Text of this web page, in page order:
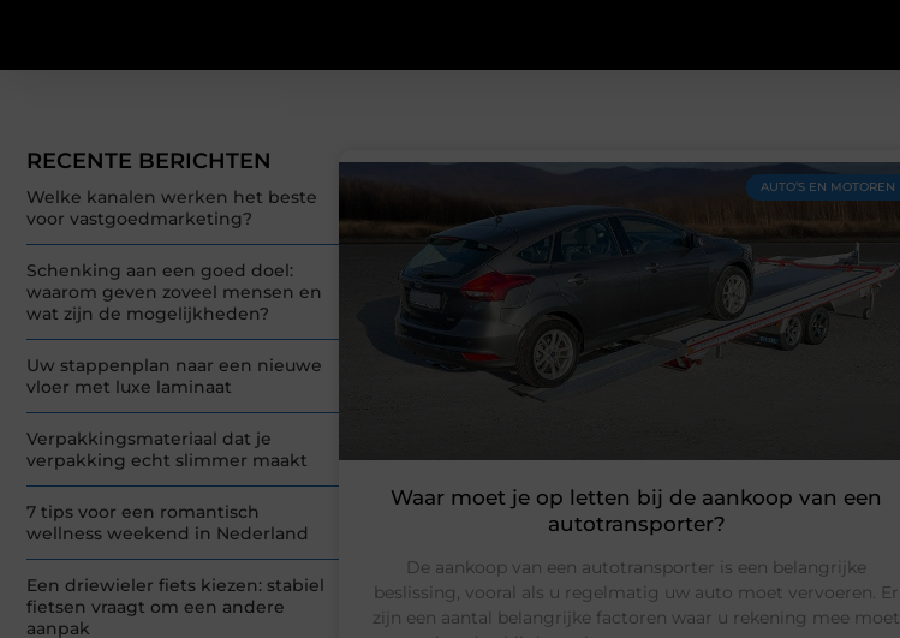
RECENTE BERICHTEN
Welke kanalen werken het beste
voor vastgoedmarketing?
Schenking aan een goed doel:
waarom geven zoveel mensen en
wat zijn de mogelijkheden?
Uw stappenplan naar een nieuwe
vloer met luxe laminaat
Verpakkingsmateriaal dat je
verpakking echt slimmer maakt
7 tips voor een romantisch
wellness weekend in Nederland
Een driewieler fiets kiezen: stabiel
fietsen vraagt om een andere
aanpak
AUTO’S EN MOTOREN
Waar moet je op letten bij de aankoop van een
autotransporter?
De aankoop van een autotransporter is een belangrijke
beslissing, vooral als u regelmatig uw auto moet vervoeren. Er
zijn een aantal belangrijke factoren waar u rekening mee moet